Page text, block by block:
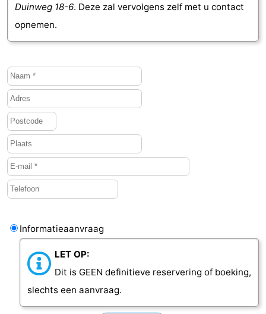
Duinweg 18-6. Deze zal vervolgens zelf met u contact
opnemen.
Informatieaanvraag
LET OP:
Dit is GEEN definitieve reservering of boeking,
slechts een aanvraag.